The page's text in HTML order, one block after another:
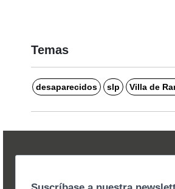
Temas
desaparecidos slp Villa de